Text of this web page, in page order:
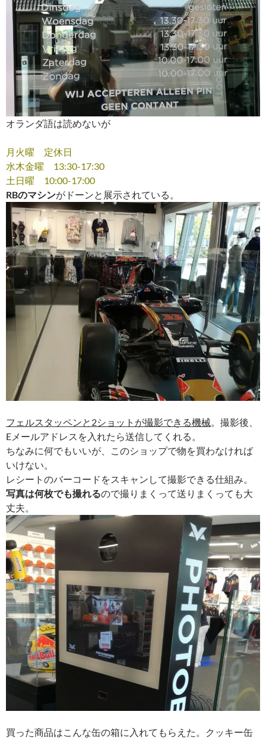
オランダ語は読めないが
月火曜 定休日
水木金曜 13:30-17:30
土日曜 10:00-17:00
RBのマシンがドーンと展示されている。
フェルスタッペンと2ショットが撮影できる機械。撮影後、
Eメールアドレスを入れたら送信してくれる。
ちなみに何でもいいが、このショップで物を買わなければ
いけない。
レシートのバーコードをスキャンして撮影できる仕組み。
写真は何枚でも撮れるので撮りまくって送りまくっても大
丈夫。
買った商品はこんな缶の箱に入れてもらえた。クッキー缶